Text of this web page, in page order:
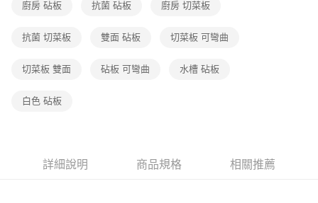
廚房 砧板 抗菌 砧板 廚房 切菜板
抗菌 切菜板 雙面 砧板 切菜板 可彎曲
切菜板 雙面 砧板 可彎曲 水槽 砧板
白色 砧板
詳細說明 商品規格 相關推薦